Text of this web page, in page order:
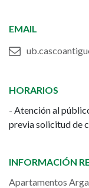
EMAIL
HORARIOS
- Atención al
previa solicitud de
INFORMACIÓN
Apartamentos